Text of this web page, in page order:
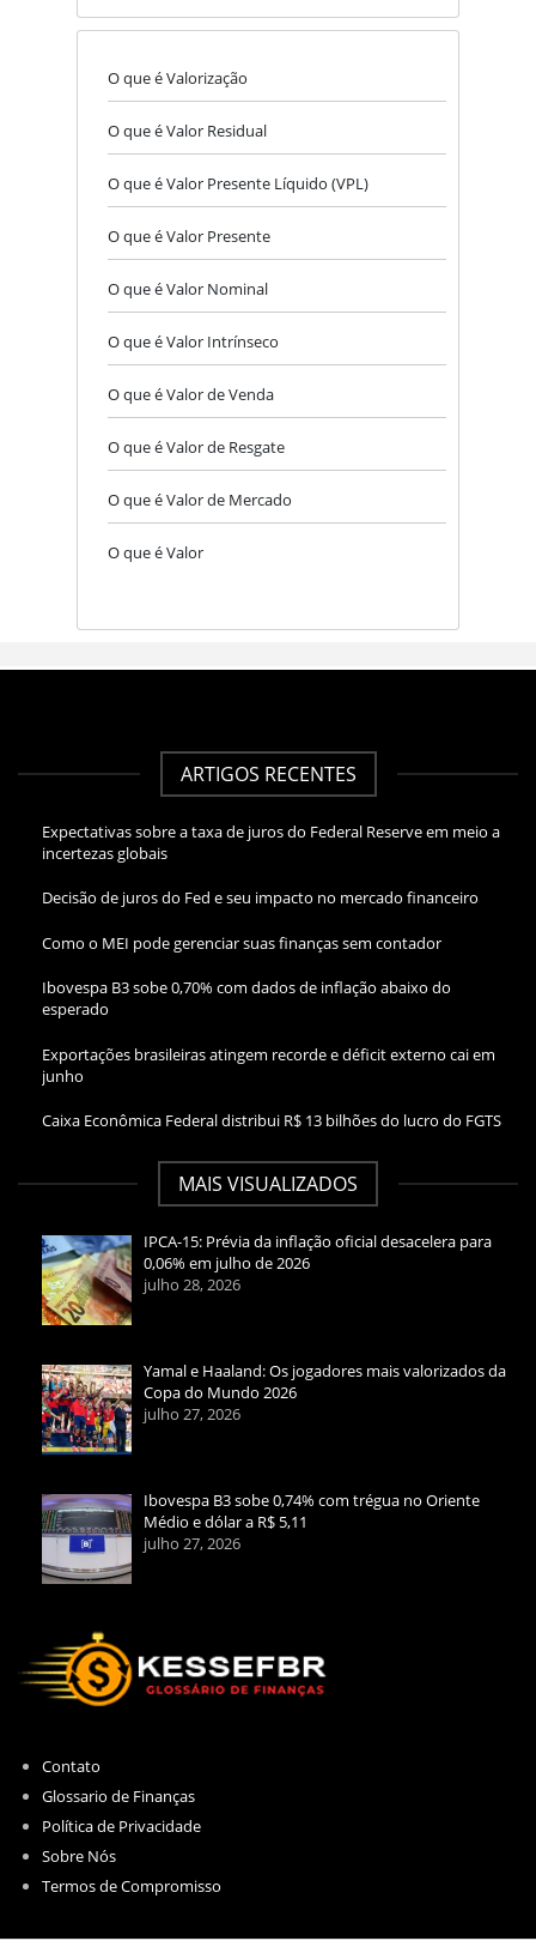
O que é Valorização
O que é Valor Residual
O que é Valor Presente Líquido (VPL)
O que é Valor Presente
O que é Valor Nominal
O que é Valor Intrínseco
O que é Valor de Venda
O que é Valor de Resgate
O que é Valor de Mercado
O que é Valor
ARTIGOS RECENTES
Expectativas sobre a taxa de juros do Federal Reserve em meio a
incertezas globais
Decisão de juros do Fed e seu impacto no mercado financeiro
Como o MEI pode gerenciar suas finanças sem contador
Ibovespa B3 sobe 0,70% com dados de inflação abaixo do
esperado
Exportações brasileiras atingem recorde e déficit externo cai em
junho
Caixa Econômica Federal distribui R$ 13 bilhões do lucro do FGTS
MAIS VISUALIZADOS
IPCA-15: Prévia da inflação oficial desacelera para
0,06% em julho de 2026
julho 28, 2026
Yamal e Haaland: Os jogadores mais valorizados da
Copa do Mundo 2026
julho 27, 2026
Ibovespa B3 sobe 0,74% com trégua no Oriente
Médio e dólar a R$ 5,11
julho 27, 2026
Contato
Glossario de Finanças
Política de Privacidade
Sobre Nós
Termos de Compromisso